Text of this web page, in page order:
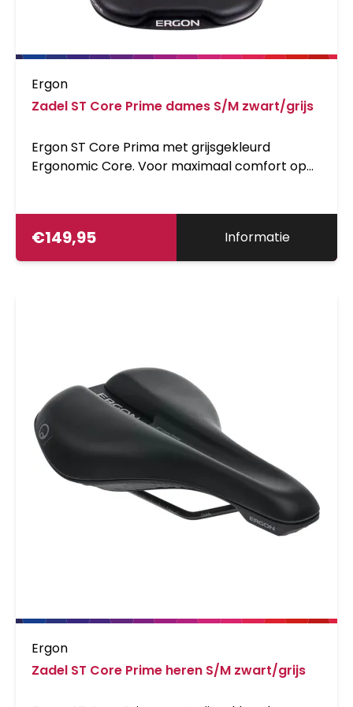
Ergon
Zadel ST Core Prime dames S/M zwart/grijs
Ergon ST Core Prima met grijsgekleurd
Ergonomic Core. Voor maximaal comfort op
zitgedeelte is geoptimaliseerd in uitgebreide
testen. In detail afgestemd op de behoeften
€149,95 Informatie
Ergon
Zadel ST Core Prime heren S/M zwart/grijs